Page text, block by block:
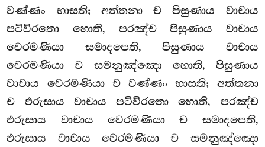
වණ්ණං භාසති; අත්තනා ච පිසුණාය වාචාය
පටිවිරතො හොති, පරඤ්ච පිසුණාය වාචාය
වෙරමණියා සමාදපෙති, පිසුණාය වාචාය
වෙරමණියා ච සමනුඤ්ඤො හොති, පිසුණාය
වාචාය වෙරමණියා ච වණ්ණං භාසති; අත්තනා
ච ඵරුසාය වාචාය පටිවිරතො හොති, පරඤ්ච
ඵරුසාය වාචාය වෙරමණියා ච සමාදපෙති,
ඵරුසාය වාචාය වෙරමණියා ච සමනුඤ්ඤො